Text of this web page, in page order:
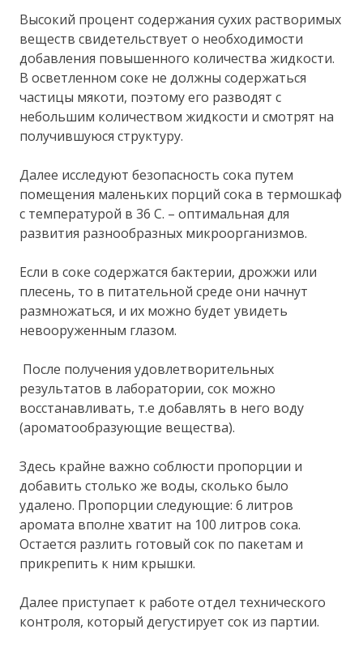
Высокий процент содержания сухих растворимых
веществ свидетельствует о необходимости
добавления повышенного количества жидкости.
В осветленном соке не должны содержаться
частицы мякоти, поэтому его разводят с
небольшим количеством жидкости и смотрят на
получившуюся структуру.
Далее исследуют безопасность сока путем
помещения маленьких порций сока в термошкаф
с температурой в 36 С. – оптимальная для
развития разнообразных микроорганизмов.
Если в соке содержатся бактерии, дрожжи или
плесень, то в питательной среде они начнут
размножаться, и их можно будет увидеть
невооруженным глазом.
После получения удовлетворительных
результатов в лаборатории, сок можно
восстанавливать, т.е добавлять в него воду
(ароматообразующие вещества).
Здесь крайне важно соблюсти пропорции и
добавить столько же воды, сколько было
удалено. Пропорции следующие: 6 литров
аромата вполне хватит на 100 литров сока.
Остается разлить готовый сок по пакетам и
прикрепить к ним крышки.
Далее приступает к работе отдел технического
контроля, который дегустирует сок из партии.